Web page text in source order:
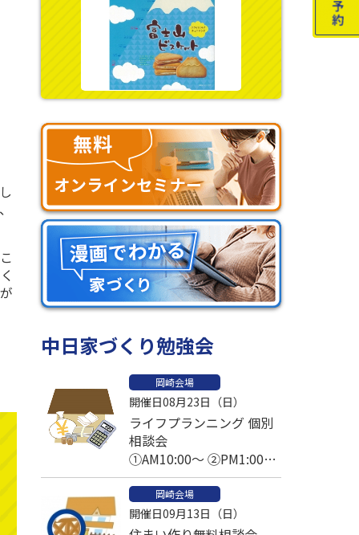
中日家づくり勉強会
岡崎会場
開催日08月23日（日）
ライフプランニング 個別
相談会
①AM10:00～ ②PM1:00～
③PM2:30～
岡崎会場
開催日09月13日（日）